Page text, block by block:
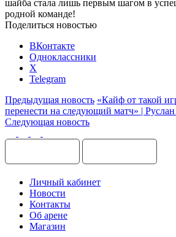
шайба стала лишь первым шагом в
родной команде!
Поделиться новостью
ВКонтакте
Одноклассники
X
Telegram
Предыдущая новость «Кайф от такой
перенести на следующий матч» |
Следующая новость
Личный кабинет
Новости
Контакты
Об арене
Магазин